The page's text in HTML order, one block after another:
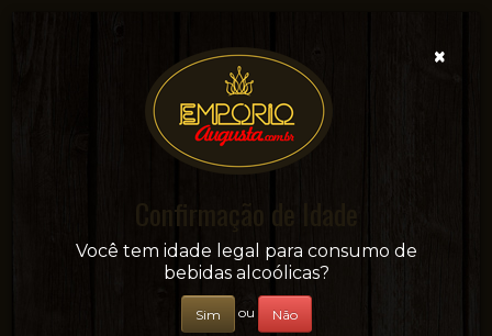
Sua conveniência e adega on-line!
×
Confirmação de Idade
Você tem idade legal para consumo de
bebidas alcoólicas?
Sim ou Não